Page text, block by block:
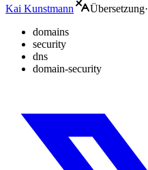
Kai Kunstmann
Übersetzung·
domains
security
dns
domain-security